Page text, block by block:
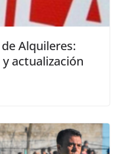
Alquileres:
actualización